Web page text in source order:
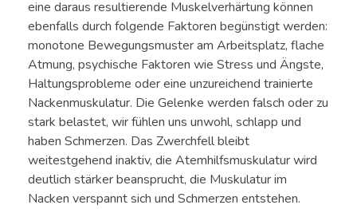
eine daraus resultierende Muskelverhärtung können
ebenfalls durch folgende Faktoren begünstigt werden:
monotone Bewegungsmuster am Arbeitsplatz, flache
Atmung, psychische Faktoren wie Stress und Ängste,
Haltungsprobleme oder eine unzureichend trainierte
Nackenmuskulatur. Die Gelenke werden falsch oder zu
stark belastet, wir fühlen uns unwohl, schlapp und
haben Schmerzen. Das Zwerchfell bleibt
weitestgehend inaktiv, die Atemhilfsmuskulatur wird
deutlich stärker beansprucht, die Muskulatur im
Nacken verspannt sich und Schmerzen entstehen.